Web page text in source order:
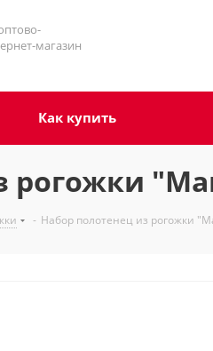
магазин
Как купить
рогожки
- Набор полотенец из рогожки